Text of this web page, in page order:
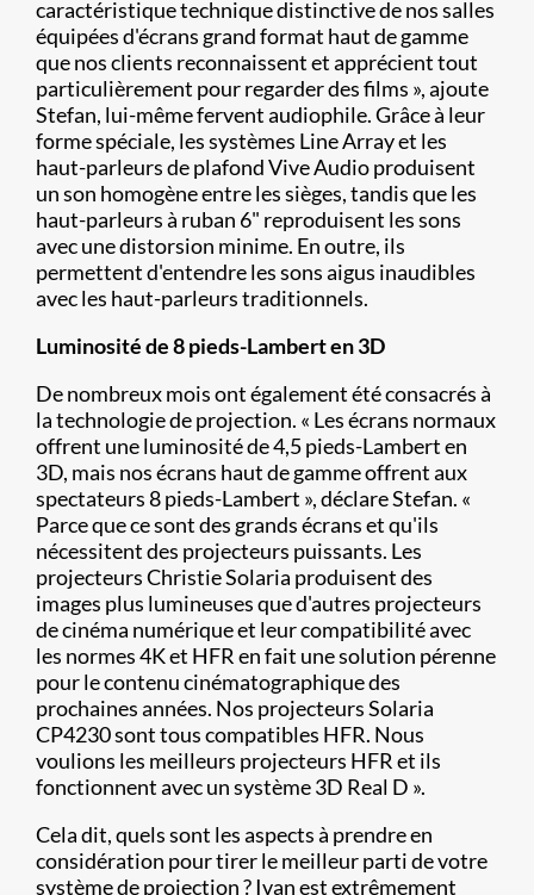
caractéristique technique distinctive de nos salles
équipées d'écrans grand format haut de gamme
que nos clients reconnaissent et apprécient tout
particulièrement pour regarder des films », ajoute
Stefan, lui-même fervent audiophile. Grâce à leur
forme spéciale, les systèmes Line Array et les
haut-parleurs de plafond Vive Audio produisent
un son homogène entre les sièges, tandis que les
haut-parleurs à ruban 6" reproduisent les sons
avec une distorsion minime. En outre, ils
permettent d'entendre les sons aigus inaudibles
avec les haut-parleurs traditionnels.
Luminosité de 8 pieds-Lambert en 3D
De nombreux mois ont également été consacrés à
la technologie de projection. « Les écrans normaux
offrent une luminosité de 4,5 pieds-Lambert en
3D, mais nos écrans haut de gamme offrent aux
spectateurs 8 pieds-Lambert », déclare Stefan. «
Parce que ce sont des grands écrans et qu'ils
nécessitent des projecteurs puissants. Les
projecteurs Christie Solaria produisent des
images plus lumineuses que d'autres projecteurs
de cinéma numérique et leur compatibilité avec
les normes 4K et HFR en fait une solution pérenne
pour le contenu cinématographique des
prochaines années. Nos projecteurs Solaria
CP4230 sont tous compatibles HFR. Nous
voulions les meilleurs projecteurs HFR et ils
fonctionnent avec un système 3D Real D ».
Cela dit, quels sont les aspects à prendre en
considération pour tirer le meilleur parti de votre
système de projection ? Ivan est extrêmement